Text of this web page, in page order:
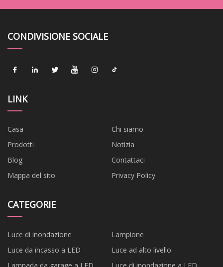
CONDIVISIONE SOCIALE
LINK
Casa
Chi siamo
Prodotti
Notizia
Blog
Contattaci
Mappa del sito
Privacy Policy
CATEGORIE
Luce di inondazione
Lampione
Luce da incasso a LED
Luce ad alto livello
Lampada da garage a LED
Luce di inondazione a LED